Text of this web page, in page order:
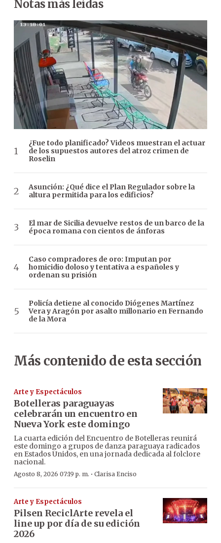
Notas más leídas
¿Fue todo planificado? Videos muestran el actuar
de los supuestos autores del atroz crimen de
Roselin
Asunción: ¿Qué dice el Plan Regulador sobre la
altura permitida para los edificios?
El mar de Sicilia devuelve restos de un barco de la
época romana con cientos de ánforas
Caso compradores de oro: Imputan por
homicidio doloso y tentativa a españoles y
ordenan su prisión
Policía detiene al conocido Diógenes Martínez
Vera y Aragón por asalto millonario en Fernando
de la Mora
Más contenido de esta sección
Arte y Espectáculos
Botelleras paraguayas
celebrarán un encuentro en
Nueva York este domingo
La cuarta edición del Encuentro de Botelleras reunirá
este domingo a grupos de danza paraguaya radicados
en Estados Unidos, en una jornada dedicada al folclore
nacional.
Agosto 8, 2026 07:19 p. m. · Clarisa Enciso
Arte y Espectáculos
Pilsen ReciclArte revela el
line up por día de su edición
2026